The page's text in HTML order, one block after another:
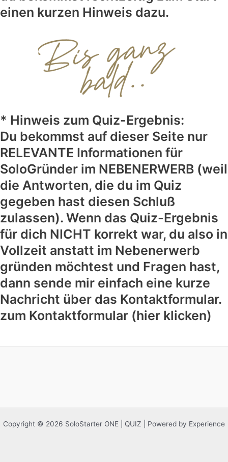
einen kurzen Hinweis dazu.
* Hinweis zum Quiz-Ergebnis:
Du bekommst auf dieser Seite nur
RELEVANTE Informationen für
SoloGründer im NEBENERWERB (weil
die Antworten, die du im Quiz
gegeben hast diesen Schluß
zulassen). Wenn das Quiz-Ergebnis
für dich NICHT korrekt war, du also in
Vollzeit anstatt im Nebenerwerb
gründen möchtest und Fragen hast,
dann sende mir einfach eine kurze
Nachricht über das Kontaktformular.
zum Kontaktformular (hier klicken)
Copyright © 2026 SoloStarter ONE | QUIZ | Powered by Experience